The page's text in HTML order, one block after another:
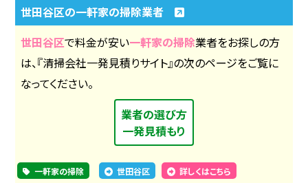
世田谷区の一軒家の掃除業者
世田谷区で料金が安い一軒家の掃除業者をお探しの方
は、『清掃会社一発見積りサイト』の次のページをご覧に
なってください。
業者の選び方
一発見積もり
一軒家の掃除 世田谷区 詳しくはこちら